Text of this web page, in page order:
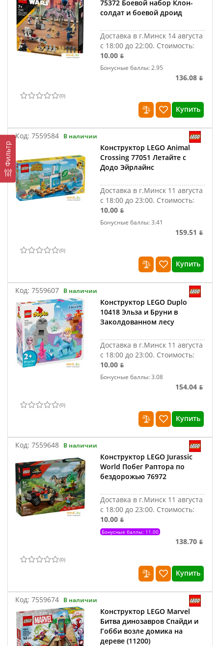
Фильтр
75372 Боевой набор Клон-
солдат и боевой дроид
Доставка в г.Минск 14 августа
с 18:00 до 22:00. Стоимость:
10.00 ƃ
Бонусные баллы: 2.95
136.08 ƃ
(0)
Купить
Код: 7559584 В наличии
Конструктор LEGO Animal
Crossing 77051 Летайте с
Додо Эйрлайнс
Доставка в г.Минск 11 августа
с 18:00 до 23:00. Стоимость:
10.00 ƃ
Бонусные баллы: 3.41
159.51 ƃ
(0)
Купить
Код: 7559607 В наличии
Конструктор LEGO Duplo
10418 Эльза и Бруни в
Заколдованном лесу
Доставка в г.Минск 11 августа
с 18:00 до 23:00. Стоимость:
10.00 ƃ
Бонусные баллы: 3.08
154.04 ƃ
(0)
Купить
Код: 7559648 В наличии
Конструктор LEGO Jurassic
World Побег Раптора по
бездорожью 76972
Доставка в г.Минск 11 августа
с 18:00 до 23:00. Стоимость:
10.00 ƃ
Бонусные баллы: 11.00
138.70 ƃ
(0)
Купить
Код: 7559674 В наличии
Конструктор LEGO Marvel
Битва динозавров Спайди и
Гобби возле домика на
дереве (11200)